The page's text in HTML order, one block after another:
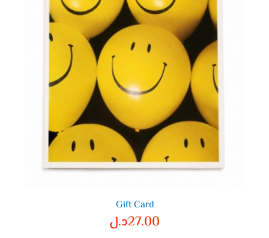
Gift Card
27.00د.ل